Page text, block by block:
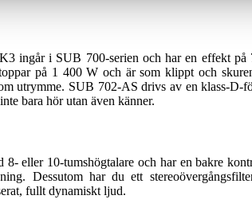
ingår i SUB 700-serien och har en effekt på
på 1 400 W och är som klippt och
utrymme. SUB 702-AS drivs av en klass-D-
bara hör utan även känner.
eller 10-tumshögtalare och har en bakre
Dessutom har du ett
fullt dynamiskt ljud.